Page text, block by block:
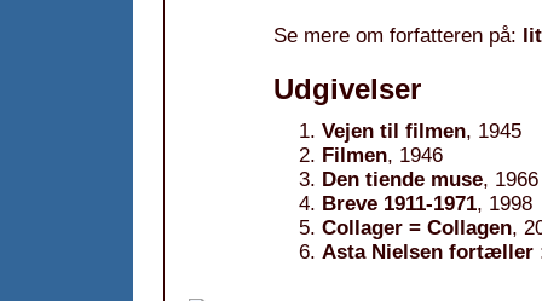
Se mere om forfatteren på:
Udgivelser
Vejen til filmen, 1945
Filmen, 1946
Den tiende muse, 1966
Breve 1911-1971, 1998
Collager = Collagen,
Asta Nielsen fortæller